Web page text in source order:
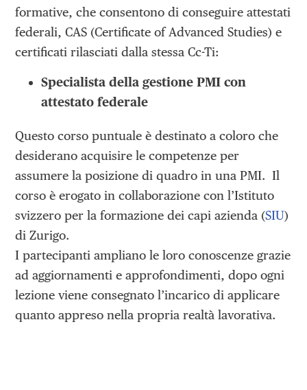
formative, che consentono di conseguire attestati
federali, CAS (Certificate of Advanced Studies) e
certificati rilasciati dalla stessa Cc-Ti:
Specialista della gestione PMI con
attestato federale
Questo corso puntuale è destinato a coloro che
desiderano acquisire le competenze per
assumere la posizione di quadro in una PMI. Il
corso è erogato in collaborazione con l’Istituto
svizzero per la formazione dei capi azienda (SIU)
di Zurigo.
I partecipanti ampliano le loro conoscenze grazie
ad aggiornamenti e approfondimenti, dopo ogni
lezione viene consegnato l’incarico di applicare
quanto appreso nella propria realtà lavorativa.